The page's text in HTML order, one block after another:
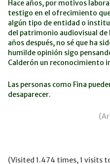
Hace años, por motivos
testigo en el ofrecimiento
algún tipo de entidad o
del patrimonio audiovisual de
años después, no sé que ha
humilde opinión sigo
Calderón un reconocimiento
Las personas como Fina
desaparecer.
(Visited 1.474 times, 1 visits